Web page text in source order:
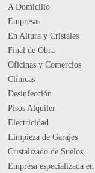
A Domicilio
Empresas
En Altura y Cristales
Final de Obra
Oficinas y Comercios
Clínicas
Desinfección
Pisos Alquiler
Electricidad
Limpieza de Garajes
Cristalizado de Suelos
Empresa especializada